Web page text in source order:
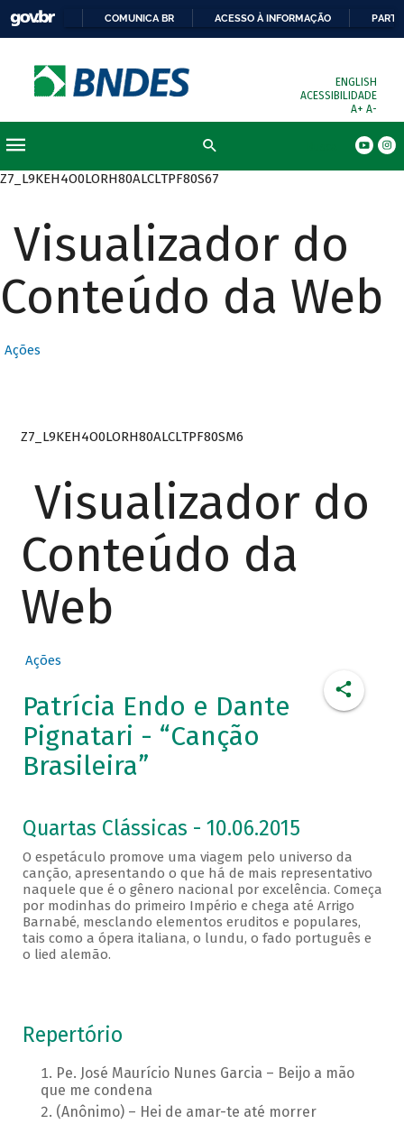
COMUNICA BR ACESSO À INFORMAÇÃO
ENGLISH
ACESSIBILIDADE
A+ A-
Z7_L9KEH4O0LORH80ALCLTPF80S67
Visualizador do
Conteúdo da Web
Ações
Z7_L9KEH4O0LORH80ALCLTPF80SM6
Visualizador do
Conteúdo da
Web
Ações
Patrícia Endo e Dante
Pignatari - “Canção
Brasileira”
Quartas Clássicas - 10.06.2015
O espetáculo promove uma viagem pelo universo da
canção, apresentando o que há de mais representativo
naquele que é o gênero nacional por excelência. Começa
por modinhas do primeiro Império e chega até Arrigo
Barnabé, mesclando elementos eruditos e populares,
tais como a ópera italiana, o lundu, o fado português e
o lied alemão.
Repertório
Pe. José Maurício Nunes Garcia – Beijo a mão
que me condena
(Anônimo) – Hei de amar-te até morrer